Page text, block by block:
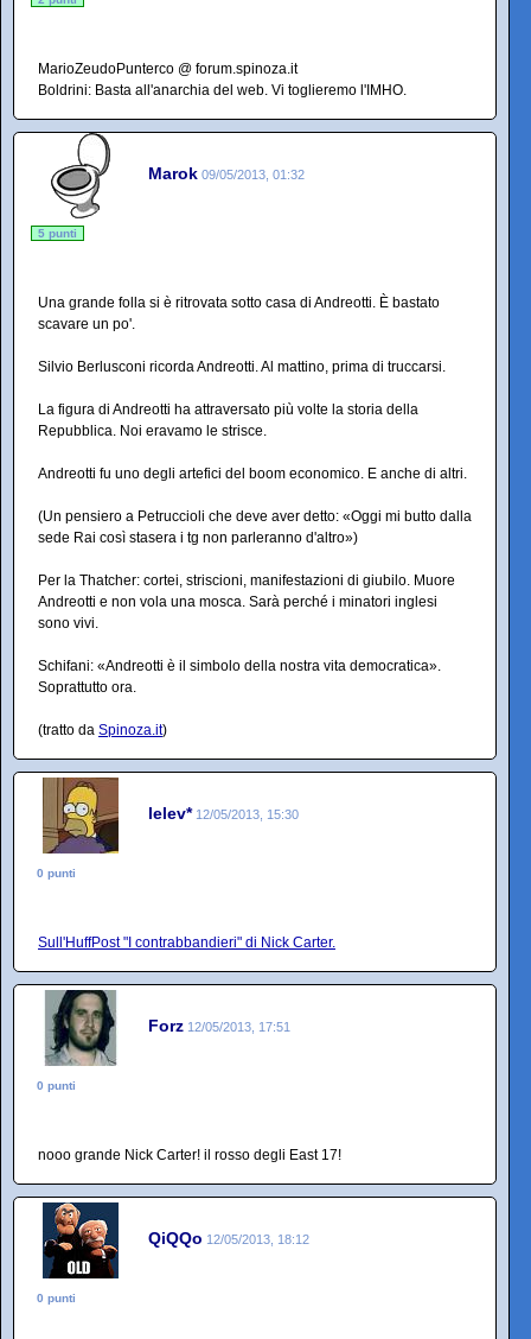
MarioZeudoPunterco @ forum.spinoza.it
Boldrini: Basta all'anarchia del web. Vi toglieremo l'IMHO.
Marok 09/05/2013, 01:32
5 punti
Una grande folla si è ritrovata sotto casa di Andreotti. È bastato
scavare un po'.
Silvio Berlusconi ricorda Andreotti. Al mattino, prima di truccarsi.
La figura di Andreotti ha attraversato più volte la storia della
Repubblica. Noi eravamo le strisce.
Andreotti fu uno degli artefici del boom economico. E anche di altri.
(Un pensiero a Petruccioli che deve aver detto: «Oggi mi butto dalla
sede Rai così stasera i tg non parleranno d'altro»)
Per la Thatcher: cortei, striscioni, manifestazioni di giubilo. Muore
Andreotti e non vola una mosca. Sarà perché i minatori inglesi
sono vivi.
Schifani: «Andreotti è il simbolo della nostra vita democratica».
Soprattutto ora.
(tratto da Spinoza.it)
lelev* 12/05/2013, 15:30
0 punti
Sull'HuffPost "I contrabbandieri" di Nick Carter.
Forz 12/05/2013, 17:51
0 punti
nooo grande Nick Carter! il rosso degli East 17!
QiQQo 12/05/2013, 18:12
0 punti